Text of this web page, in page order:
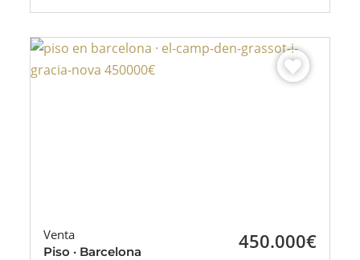
Venta
Piso · Barcelona 450.000€